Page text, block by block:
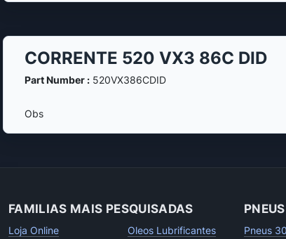
CORRENTE 520 VX3 86C DID
Part Number :520VX386CDID
Obs
FAMILIAS MAIS PESQUISADAS
Loja Online
Oleos Lubrificantes
Pneus